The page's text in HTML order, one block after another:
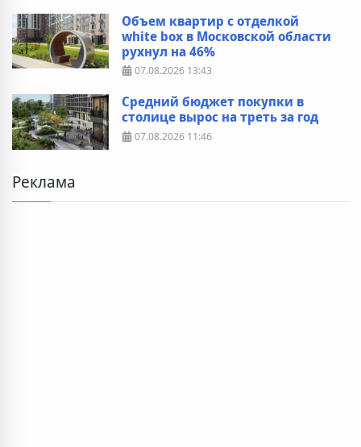
Объем квартир с отделкой
white box в Московской области
рухнул на 46%
07.08.2026 13:43
Средний бюджет покупки в
столице вырос на треть за год
07.08.2026 11:46
Реклама